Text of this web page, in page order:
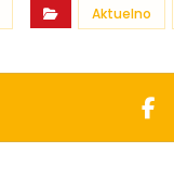
Aktuelno